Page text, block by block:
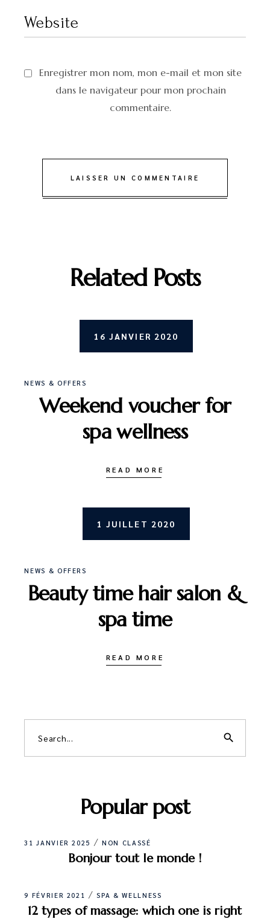
Enregistrer mon nom, mon e-mail et mon site
dans le navigateur pour mon prochain
commentaire.
LAISSER UN COMMENTAIRE
Related Posts
16 JANVIER 2020
NEWS & OFFERS
Weekend voucher for
spa wellness
READ MORE
1 JUILLET 2020
NEWS & OFFERS
Beauty time hair salon &
spa time
READ MORE
search
Popular post
31 JANVIER 2025 NON CLASSÉ
Bonjour tout le monde !
9 FÉVRIER 2021 SPA & WELLNESS
12 types of massage: which one is right